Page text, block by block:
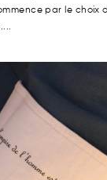
par le choix